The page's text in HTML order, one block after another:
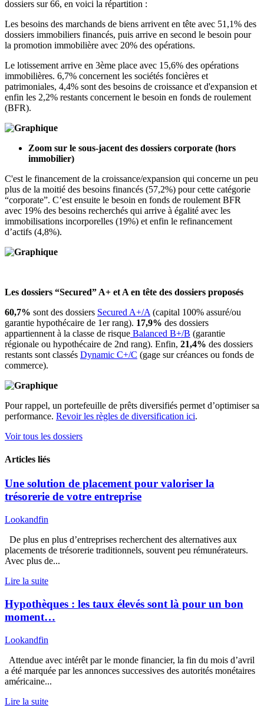
dossiers sur 66, en voici la répartition :
Les besoins des marchands de biens arrivent en tête avec 51,1% des
dossiers immobiliers financés, puis arrive en second le besoin pour
la promotion immobilière avec 20% des opérations.
Le lotissement arrive en 3ème place avec 15,6% des opérations
immobilières. 6,7% concernent les sociétés foncières et
patrimoniales, 4,4% sont des besoins de croissance et d'expansion et
enfin les 2,2% restants concernent le besoin en fonds de roulement
(BFR).
Zoom sur le sous-jacent des dossiers corporate (hors
immobilier)
C'est le financement de la croissance/expansion qui concerne un peu
plus de la moitié des besoins financés (57,2%) pour cette catégorie
“corporate”. C’est ensuite le besoin en fonds de roulement BFR
avec 19% des besoins recherchés qui arrive à égalité avec les
immobilisations incorporelles (19%) et enfin le refinancement
d’actifs (4,8%).
Les dossiers “Secured” A+ et A en tête des dossiers proposés
60,7% sont des dossiers Secured A+/A (capital 100% assuré/ou
garantie hypothécaire de 1er rang). 17,9% des dossiers
appartiennent à la classe de risque Balanced B+/B (garantie
régionale ou hypothécaire de 2nd rang). Enfin, 21,4% des dossiers
restants sont classés Dynamic C+/C (gage sur créances ou fonds de
commerce).
Pour rappel, un portefeuille de prêts diversifiés permet d’optimiser sa
performance. Revoir les règles de diversification ici.
Voir tous les dossiers
Articles liés
Une solution de placement pour valoriser la
trésorerie de votre entreprise
Lookandfin
De plus en plus d’entreprises recherchent des alternatives aux
placements de trésorerie traditionnels, souvent peu rémunérateurs.
Avec plus de...
Lire la suite
Hypothèques : les taux élevés sont là pour un bon
moment…
Lookandfin
Attendue avec intérêt par le monde financier, la fin du mois d’avril
a été marquée par les annonces successives des autorités monétaires
américaine...
Lire la suite